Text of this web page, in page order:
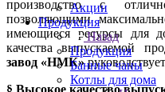
Акции
Продукция
Назад
Продукция
Банные чаны
Котлы для дома
производство с
позволяющими
имеющиеся ресурсы для
качества выпускаемой
завод «НМК»